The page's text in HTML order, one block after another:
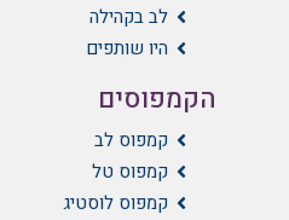
לב בקהילה
היו שותפים
הקמפוסים
קמפוס לב
קמפוס טל
קמפוס לוסטיג